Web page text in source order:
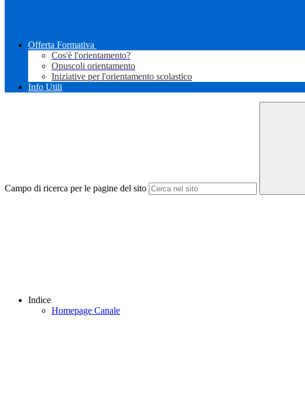
Offerta Formativa
Cos'è l'orientamento?
Opuscoli orientamento
Iniziative per l'orientamento scolastico
Info Utili
Campo di ricerca per le pagine del sito
Indice
Homepage Canale